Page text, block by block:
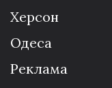
Херсон
Одеса
Реклама